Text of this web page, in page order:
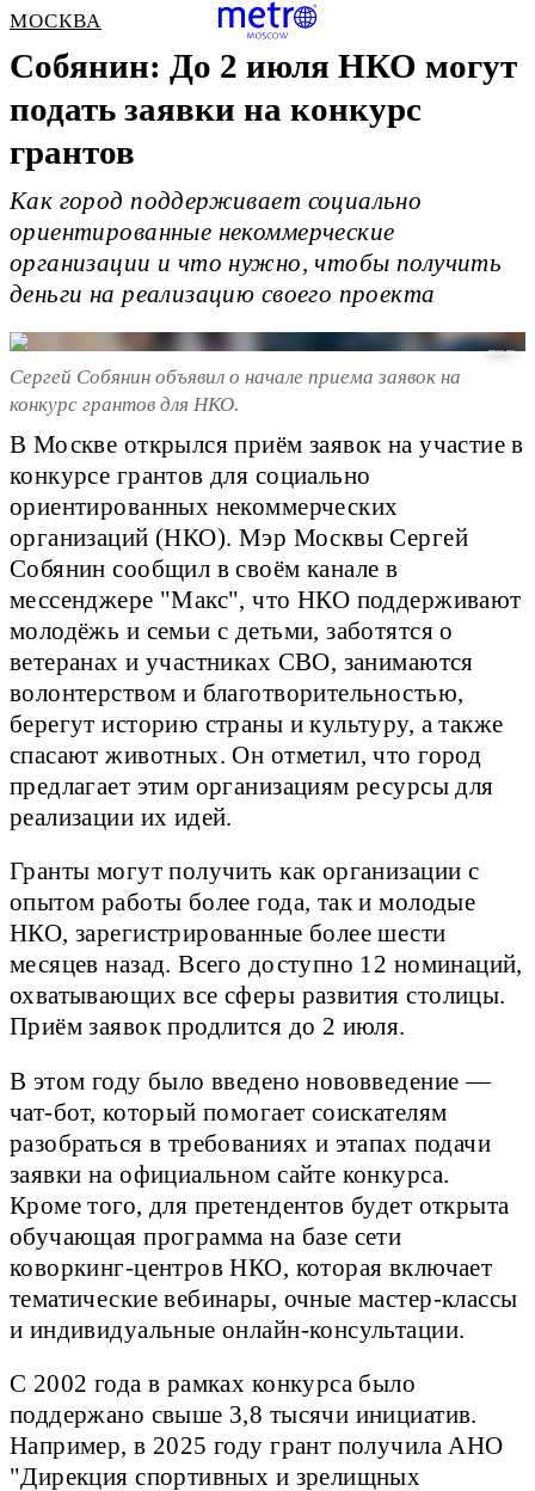
МОСКВА
Собянин: До 2 июля НКО могут
подать заявки на конкурс
грантов
Как город поддерживает социально
ориентированные некоммерческие
организации и что нужно, чтобы получить
деньги на реализацию своего проекта
mos.ru
Сергей Собянин объявил о начале приема заявок на
конкурс грантов для НКО.
В Москве открылся приём заявок на участие в
конкурсе грантов для социально
ориентированных некоммерческих
организаций (НКО). Мэр Москвы Сергей
Собянин сообщил в своём канале в
мессенджере "Макс", что НКО поддерживают
молодёжь и семьи с детьми, заботятся о
ветеранах и участниках СВО, занимаются
волонтерством и благотворительностью,
берегут историю страны и культуру, а также
спасают животных. Он отметил, что город
предлагает этим организациям ресурсы для
реализации их идей.
Гранты могут получить как организации с
опытом работы более года, так и молодые
НКО, зарегистрированные более шести
месяцев назад. Всего доступно 12 номинаций,
охватывающих все сферы развития столицы.
Приём заявок продлится до 2 июля.
В этом году было введено нововведение —
чат-бот, который помогает соискателям
разобраться в требованиях и этапах подачи
заявки на официальном сайте конкурса.
Кроме того, для претендентов будет открыта
обучающая программа на базе сети
коворкинг-центров НКО, которая включает
тематические вебинары, очные мастер-классы
и индивидуальные онлайн-консультации.
С 2002 года в рамках конкурса было
поддержано свыше 3,8 тысячи инициатив.
Например, в 2025 году грант получила АНО
"Дирекция спортивных и зрелищных